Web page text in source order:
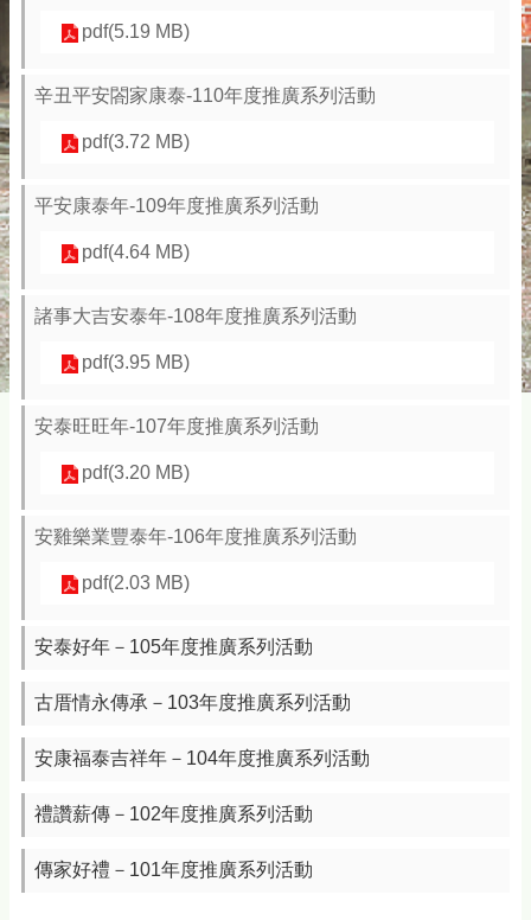
pdf(5.19 MB)
辛丑平安閤家康泰-110年度推廣系列活動
pdf(3.72 MB)
平安康泰年-109年度推廣系列活動
pdf(4.64 MB)
諸事大吉安泰年-108年度推廣系列活動
pdf(3.95 MB)
安泰旺旺年-107年度推廣系列活動
pdf(3.20 MB)
安雞樂業豐泰年-106年度推廣系列活動
pdf(2.03 MB)
安泰好年－105年度推廣系列活動
古厝情永傳承－103年度推廣系列活動
安康福泰吉祥年－104年度推廣系列活動
禮讚薪傳－102年度推廣系列活動
傳家好禮－101年度推廣系列活動